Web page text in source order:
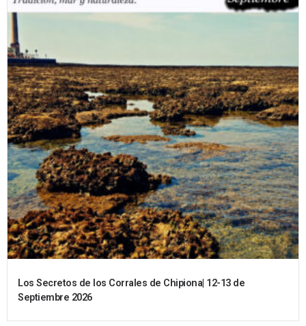
Los Secretos de los Corrales de Chipiona| 12-13 de
Septiembre 2026